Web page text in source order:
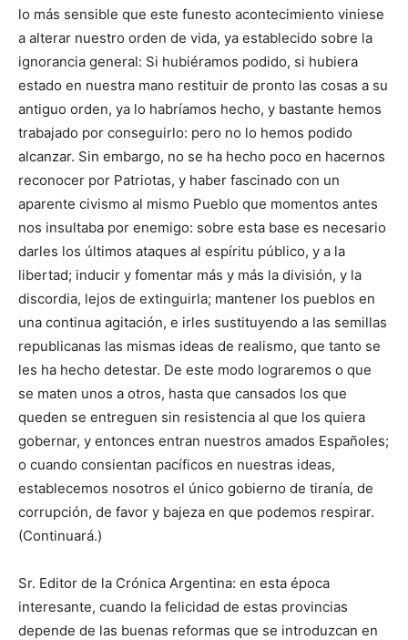
lo más sensible que este funesto acontecimiento viniese
a alterar nuestro orden de vida, ya establecido sobre la
ignorancia general: Si hubiéramos podido, si hubiera
estado en nuestra mano restituir de pronto las cosas a su
antiguo orden, ya lo habríamos hecho, y bastante hemos
trabajado por conseguirlo: pero no lo hemos podido
alcanzar. Sin embargo, no se ha hecho poco en hacernos
reconocer por Patriotas, y haber fascinado con un
aparente civismo al mismo Pueblo que momentos antes
nos insultaba por enemigo: sobre esta base es necesario
darles los últimos ataques al espíritu público, y a la
libertad; inducir y fomentar más y más la división, y la
discordia, lejos de extinguirla; mantener los pueblos en
una continua agitación, e irles sustituyendo a las semillas
republicanas las mismas ideas de realismo, que tanto se
les ha hecho detestar. De este modo lograremos o que
se maten unos a otros, hasta que cansados los que
queden se entreguen sin resistencia al que los quiera
gobernar, y entonces entran nuestros amados Españoles;
o cuando consientan pacíficos en nuestras ideas,
establecemos nosotros el único gobierno de tiranía, de
corrupción, de favor y bajeza en que podemos respirar.
(Continuará.)
Sr. Editor de la Crónica Argentina: en esta época
interesante, cuando la felicidad de estas provincias
depende de las buenas reformas que se introduzcan en